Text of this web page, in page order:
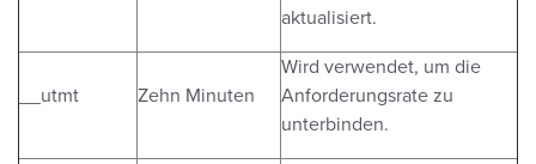
aktualisiert.
__utmt Zehn Minuten
Wird verwendet, um die
Anforderungsrate zu
unterbinden.